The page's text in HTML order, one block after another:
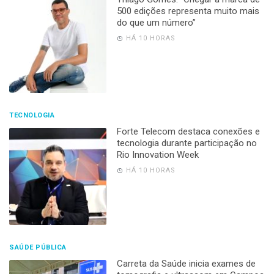
500 edições representa muito mais
do que um número”
HÁ 10 HORAS
TECNOLOGIA
Forte Telecom destaca conexões e
tecnologia durante participação no
Rio Innovation Week
HÁ 10 HORAS
SAÚDE PÚBLICA
Carreta da Saúde inicia exames de